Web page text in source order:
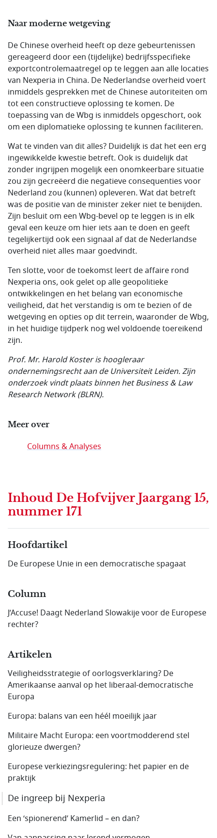
Naar moderne wetgeving
De Chinese overheid heeft op deze gebeurtenissen
gereageerd door een (tijdelijke) bedrijfsspecifieke
exportcontrolemaatregel op te leggen aan alle locaties
van Nexperia in China. De Nederlandse overheid voert
inmiddels gesprekken met de Chinese autoriteiten om
tot een constructieve oplossing te komen. De
toepassing van de Wbg is inmiddels opgeschort, ook
om een diplomatieke oplossing te kunnen faciliteren.
Wat te vinden van dit alles? Duidelijk is dat het een erg
ingewikkelde kwestie betreft. Ook is duidelijk dat
zonder ingrijpen mogelijk een onomkeerbare situatie
zou zijn gecreëerd die negatieve consequenties voor
Nederland zou (kunnen) opleveren. Wat dat betreft
was de positie van de minister zeker niet te benijden.
Zijn besluit om een Wbg-bevel op te leggen is in elk
geval een keuze om hier iets aan te doen en geeft
tegelijkertijd ook een signaal af dat de Nederlandse
overheid niet alles maar goedvindt.
Ten slotte, voor de toekomst leert de affaire rond
Nexperia ons, ook gelet op alle geopolitieke
ontwikkelingen en het belang van economische
veiligheid, dat het verstandig is om te bezien of de
wetgeving en opties op dit terrein, waaronder de Wbg,
in het huidige tijdperk nog wel voldoende toereikend
zijn.
Prof. Mr. Harold Koster is hoogleraar
ondernemingsrecht aan de Universiteit Leiden. Zijn
onderzoek vindt plaats binnen het Business & Law
Research Network (BLRN).
Meer over
Columns & Analyses
Inhoud De Hofvijver Jaargang 15,
nummer 171
Hoofdartikel
De Europese Unie in een democratische spagaat
Column
J’Accuse! Daagt Nederland Slowakije voor de Europese
rechter?
Artikelen
Veiligheidsstrategie of oorlogsverklaring? De
Amerikaanse aanval op het liberaal-democratische
Europa
Europa: balans van een héél moeilijk jaar
Militaire Macht Europa: een voortmodderend stel
glorieuze dwergen?
Europese verkiezingsregulering: het papier en de
praktijk
De ingreep bij Nexperia
Een ‘spionerend’ Kamerlid – en dan?